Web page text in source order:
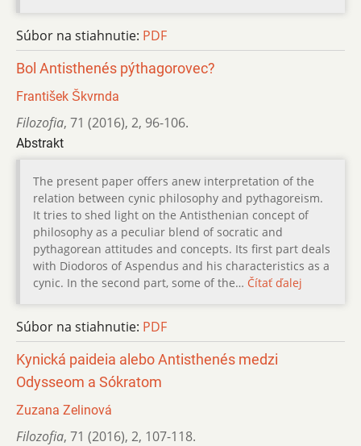
Súbor na stiahnutie: PDF
Bol Antisthenés pýthagorovec?
František Škvrnda
Filozofia, 71 (2016), 2, 96-106.
Abstrakt
The present paper offers anew interpretation of the
relation between cynic philosophy and pythagoreism.
It tries to shed light on the Antisthenian concept of
philosophy as a peculiar blend of socratic and
pythagorean attitudes and concepts. Its first part deals
with Diodoros of Aspendus and his characteristics as a
cynic. In the second part, some of the… Čítať ďalej
Súbor na stiahnutie: PDF
Kynická paideia alebo Antisthenés medzi
Odysseom a Sókratom
Zuzana Zelinová
Filozofia, 71 (2016), 2, 107-118.